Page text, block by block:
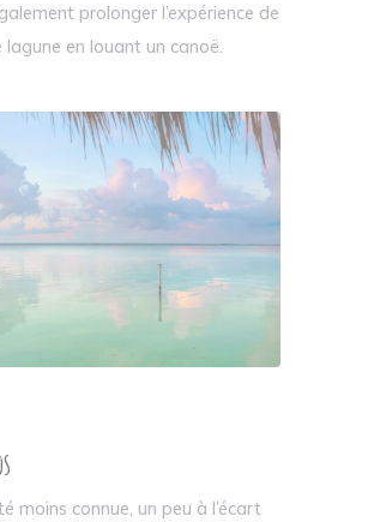
prolonger l’expérience de
lagune en louant un canoë.
moins connue, un peu à l’écart